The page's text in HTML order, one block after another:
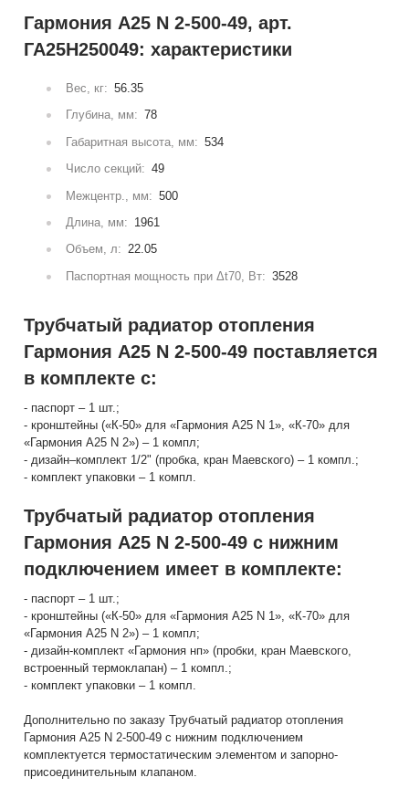
Гармония А25 N 2-500-49, арт.
ГА25Н250049: характеристики
Вес, кг: 56.35
Глубина, мм: 78
Габаритная высота, мм: 534
Число секций: 49
Межцентр., мм: 500
Длина, мм: 1961
Объем, л: 22.05
Паспортная мощность при Δt70, Вт: 3528
Трубчатый радиатор отопления
Гармония А25 N 2-500-49 поставляется
в комплекте с:
- паспорт – 1 шт.;
- кронштейны («К-50» для «Гармония А25 N 1», «К-70» для
«Гармония А25 N 2») – 1 компл;
- дизайн–комплект 1/2" (пробка, кран Маевского) – 1 компл.;
- комплект упаковки – 1 компл.
Трубчатый радиатор отопления
Гармония А25 N 2-500-49 с нижним
подключением имеет в комплекте:
- паспорт – 1 шт.;
- кронштейны («К-50» для «Гармония А25 N 1», «К-70» для
«Гармония А25 N 2») – 1 компл;
- дизайн-комплект «Гармония нп» (пробки, кран Маевского,
встроенный термоклапан) – 1 компл.;
- комплект упаковки – 1 компл.
Дополнительно по заказу Трубчатый радиатор отопления
Гармония А25 N 2-500-49 с нижним подключением
комплектуется термостатическим элементом и запорно-
присоединительным клапаном.